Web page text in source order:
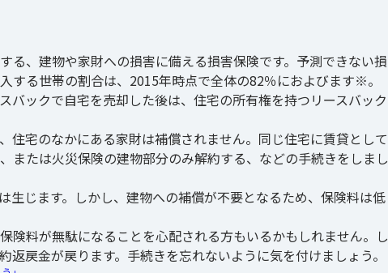
、建物や家財への損害に備える損害保険です。予測できない損
する世帯の割合は、2015年時点で全体の82％におよびます※。
ックで自宅を売却した後は、住宅の所有権を持つリースバック
宅のなかにある家財は補償されません。同じ住宅に賃貸として
または火災保険の建物部分のみ解約する、などの手続きをしまし
じます。しかし、建物への補償が不要となるため、保険料は低
険料が無駄になることを心配される方もいるかもしれません。し
戻金が戻ります。手続きを忘れないように気を付けましょう。